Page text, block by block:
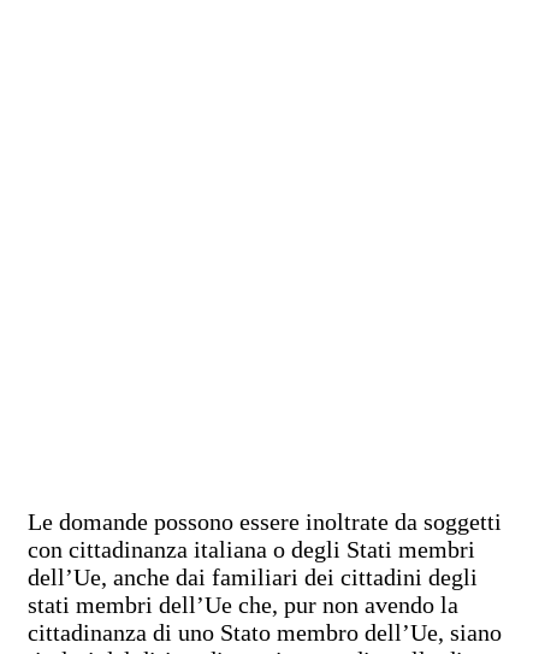
Le domande possono essere inoltrate da soggetti
con cittadinanza italiana o degli Stati membri
dell’Ue, anche dai familiari dei cittadini degli
stati membri dell’Ue che, pur non avendo la
cittadinanza di uno Stato membro dell’Ue, siano